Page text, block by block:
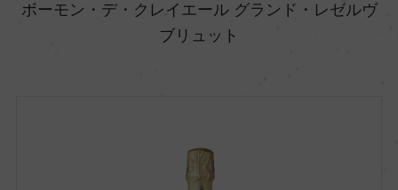
ボーモン・デ・クレイエール グランド・レゼルヴ
ブリュット